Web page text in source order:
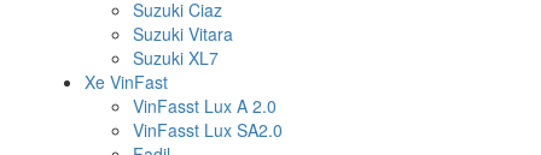
Suzuki Ciaz
Suzuki Vitara
Suzuki XL7
Xe VinFast
VinFasst Lux A 2.0
VinFasst Lux SA2.0